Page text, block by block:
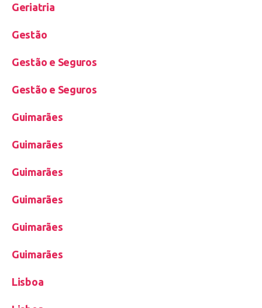
Geriatria
Gestão
Gestão e Seguros
Gestão e Seguros
Guimarães
Guimarães
Guimarães
Guimarães
Guimarães
Guimarães
Lisboa